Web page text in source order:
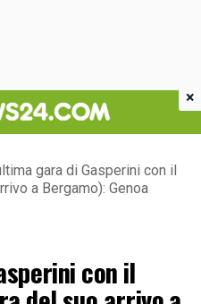
gara di Gasperini con il
a Bergamo): Genoa
con il
×